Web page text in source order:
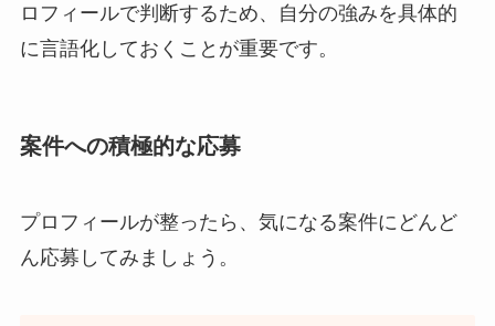
ロフィールで判断するため、自分の強みを具体的
に言語化しておくことが重要です。
案件への積極的な応募
プロフィールが整ったら、気になる案件にどんど
ん応募してみましょう。